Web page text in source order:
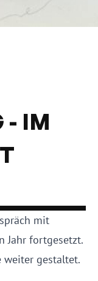
- IM
mit
Jahr fortgesetzt.
weiter gestaltet.